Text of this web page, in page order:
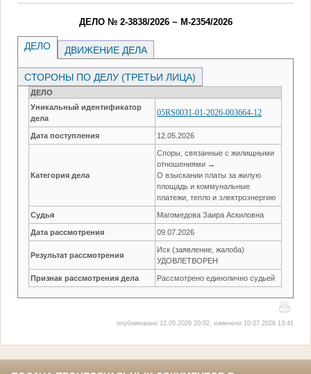
ДЕЛО № 2-3838/2026 ~ М-2354/2026
ДЕЛО ДВИЖЕНИЕ ДЕЛА
СТОРОНЫ ПО ДЕЛУ (ТРЕТЬИ ЛИЦА)
ДЕЛО
Уникальный идентификатор
дела
05RS0031-01-2026-003664-12
Дата поступления 12.05.2026
Категория дела
Споры, связанные с жилищными
отношениями →
О взыскании платы за жилую
площадь и коммунальные
платежи, тепло и электроэнергию
Судья Магомедова Заира Аскиловна
Дата рассмотрения 09.07.2026
Результат рассмотрения
Иск (заявление, жалоба)
УДОВЛЕТВОРЕН
Признак рассмотрения дела Рассмотрено единолично судьей
опубликовано 12.05.2026 20:02, изменено 10.07.2026 13:41